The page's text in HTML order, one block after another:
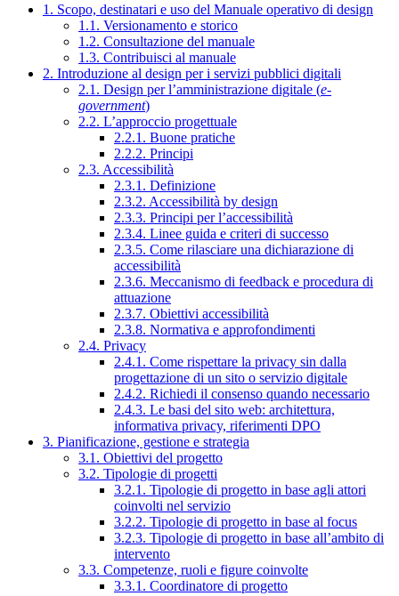
1. Scopo, destinatari e uso del Manuale operativo di design
1.1. Versionamento e storico
1.2. Consultazione del manuale
1.3. Contribuisci al manuale
2. Introduzione al design per i servizi pubblici digitali
2.1. Design per l’amministrazione digitale (e-
government)
2.2. L’approccio progettuale
2.2.1. Buone pratiche
2.2.2. Principi
2.3. Accessibilità
2.3.1. Definizione
2.3.2. Accessibilità by design
2.3.3. Principi per l’accessibilità
2.3.4. Linee guida e criteri di successo
2.3.5. Come rilasciare una dichiarazione di
accessibilità
2.3.6. Meccanismo di feedback e procedura di
attuazione
2.3.7. Obiettivi accessibilità
2.3.8. Normativa e approfondimenti
2.4. Privacy
2.4.1. Come rispettare la privacy sin dalla
progettazione di un sito o servizio digitale
2.4.2. Richiedi il consenso quando necessario
2.4.3. Le basi del sito web: architettura,
informativa privacy, riferimenti DPO
3. Pianificazione, gestione e strategia
3.1. Obiettivi del progetto
3.2. Tipologie di progetti
3.2.1. Tipologie di progetto in base agli attori
coinvolti nel servizio
3.2.2. Tipologie di progetto in base al focus
3.2.3. Tipologie di progetto in base all’ambito di
intervento
3.3. Competenze, ruoli e figure coinvolte
3.3.1. Coordinatore di progetto